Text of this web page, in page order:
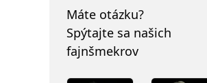
Máte otázku?
Spýtajte sa našich
fajnšmekrov